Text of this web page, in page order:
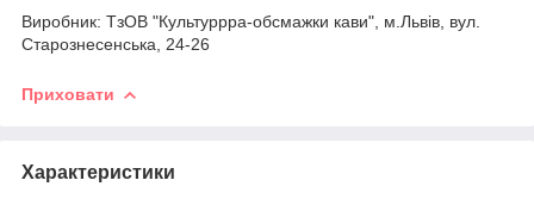
Виробник: ТзОВ "Культуррра-обсмажки кави", м.Львів, вул.
Старознесенська, 24-26
Приховати
Характеристики